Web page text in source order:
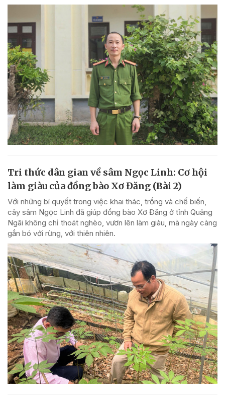
Tri thức dân gian về sâm Ngọc Linh: Cơ hội
làm giàu của đồng bào Xơ Đăng (Bài 2)
Với những bí quyết trong việc khai thác, trồng và chế biến,
cây sâm Ngọc Linh đã giúp đồng bào Xơ Đăng ở tỉnh Quảng
Ngãi không chỉ thoát nghèo, vươn lên làm giàu, mà ngày càng
gắn bó với rừng, với thiên nhiên.